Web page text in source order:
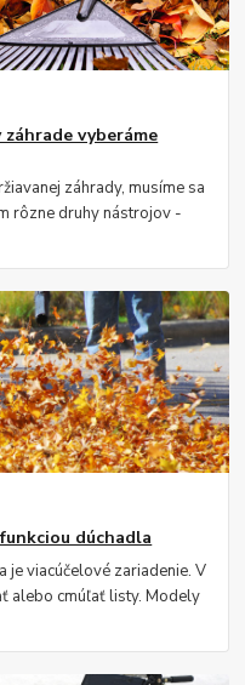
vyberáme
záhrady, musíme sa
rôzne druhy nástrojov -
dúchadla
je viacúčelové zariadenie. V
alebo cmúľať listy. Modely